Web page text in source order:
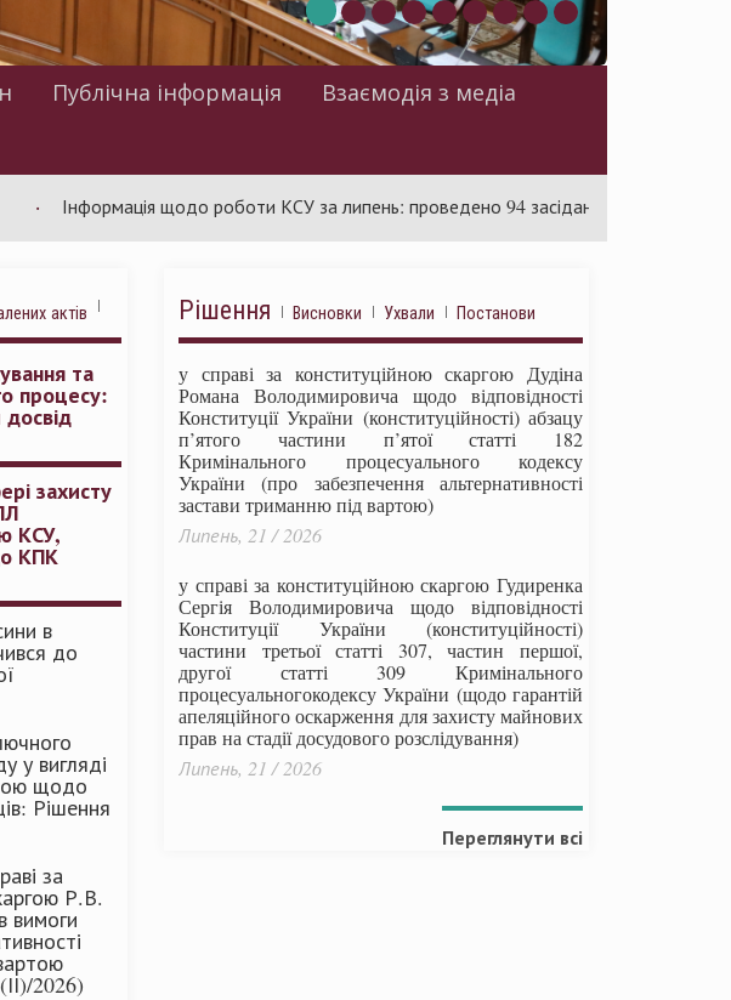
Публічна інформація
Взаємодія з медіа
Інформація щодо роботи КСУ за липень: проведено 94 засідання та ухвалено 85 актів
актів
та
процесу:
захисту
КСУ,
КПК
в
до
у вигляді
щодо
Рішення
за
Р.В.
вимоги
2026)
Рішення Висновки Ухвали Постанови
у справі за конституційною скаргою Дудіна
Романа Володимировича щодо відповідності
Конституції України (конституційності) абзацу
п’ятого частини п’ятої статті 182
Кримінального процесуального кодексу
України (про забезпечення альтернативності
застави триманню під вартою)
Липень, 21 / 2026
у справі за конституційною скаргою Гудиренка
Сергія Володимировича щодо відповідності
Конституції України (конституційності)
частини третьої статті 307, частин першої,
другої статті 309 Кримінального
процесуальногокодексу України (щодо гарантій
апеляційного оскарження для захисту майнових
прав на стадії досудового розслідування)
Липень, 21 / 2026
Переглянути всі